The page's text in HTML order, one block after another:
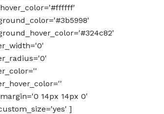
14px 14px 0'
]